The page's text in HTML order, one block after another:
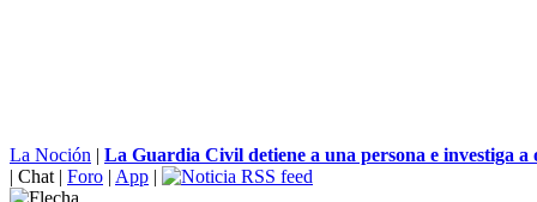
La Noción | La Guardia Civil detiene a una persona e investiga a
| Chat | Foro | App |